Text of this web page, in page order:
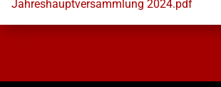
Jahreshauptversammlung 2024.pdf